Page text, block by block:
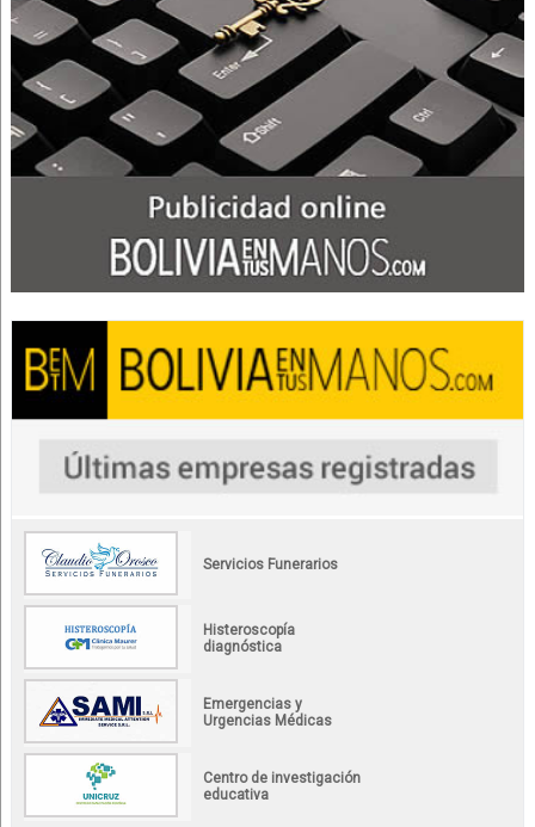
Servicios Funerarios
Histeroscopía
diagnóstica
Emergencias y
Urgencias Médicas
Centro de investigación
educativa